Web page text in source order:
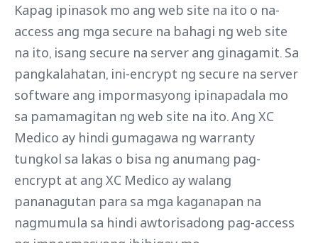
Kapag ipinasok mo ang web site na ito o na-
access ang mga secure na bahagi ng web site
na ito, isang secure na server ang ginagamit. Sa
pangkalahatan, ini-encrypt ng secure na server
software ang impormasyong ipinapadala mo
sa pamamagitan ng web site na ito. Ang XC
Medico ay hindi gumagawa ng warranty
tungkol sa lakas o bisa ng anumang pag-
encrypt at ang XC Medico ay walang
pananagutan para sa mga kaganapan na
nagmumula sa hindi awtorisadong pag-access